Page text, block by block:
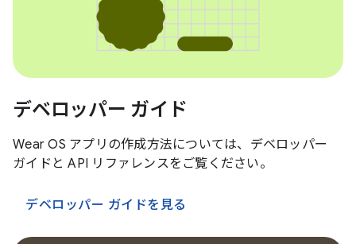
デベロッパー ガイド
Wear OS アプリの作成方法については、デベロッパー
ガイドと API リファレンスをご覧ください。
デベロッパー ガイドを見る